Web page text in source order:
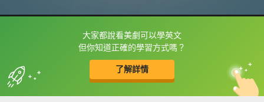
大家都說看美劇可以學英文
但你知道正確的學習方式嗎？
了解詳情
框選或點兩下字幕可以直接查字典喔！
收錄佳句 中
英